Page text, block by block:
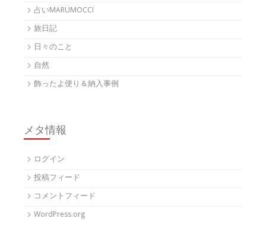
占いMARUMOCCI
旅日記
日々のこと
自然
飾ったよ便り＆納入事例
メタ情報
ログイン
投稿フィード
コメントフィード
WordPress.org